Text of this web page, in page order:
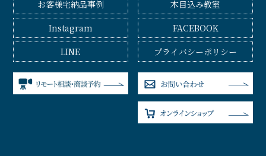
お客様宅納品事例
木目込み教室
Instagram
FACEBOOK
LINE
プライバシーポリシー